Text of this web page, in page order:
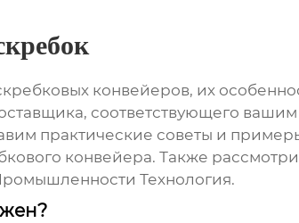
конвейеров, их
соответствующего
практические советы и
конвейера. Также
Технология.